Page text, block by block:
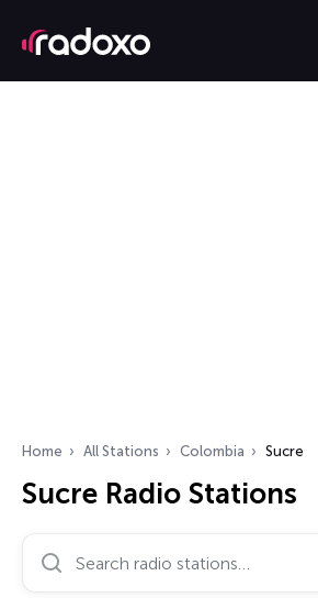
Home All Stations Colombia Sucre
Sucre Radio Stations
Search radio stations…